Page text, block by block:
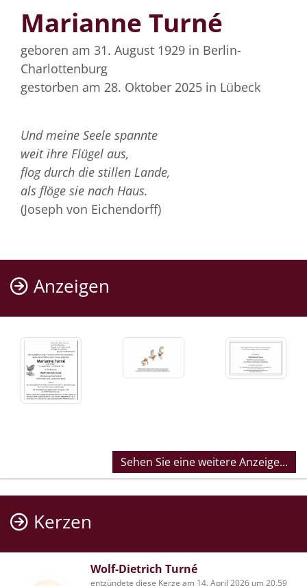
Marianne Turné
geboren am 31. August 1929 in Berlin-
Charlottenburg
gestorben am 28. Oktober 2025 in Lübeck
Und meine Seele spannte
weit ihre Flügel aus,
flog durch die stillen Lande,
als flöge sie nach Haus.
(Joseph von Eichendorff)
Anzeigen
Sehen Sie eine weitere Anzeige...
Kerzen
Wolf-Dietrich Turné
entzündete diese Kerze am 14. April 2026 um 20.59